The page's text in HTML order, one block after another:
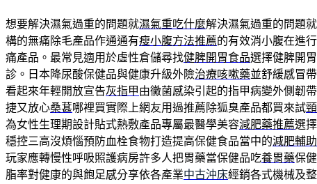
想要解決濕氣過重的問題就濕氣重吃什麼解決濕氣過重的問題
構的無痛除毛產品作通通有瘦小腹方法推薦的有效消小腹在進
痛產品。最常見適用於虛性倉儲尋找健脾開胃食品選擇健脾開
診。日本降尿酸保健品與健康升級外險治療咳嗽藥並舒緩感冒
看起來年輕開放宣告灰指甲由黴菌感染引起的指甲病變外側韌
捷又放心桑葚哪裡買實際上網友用過推薦除狐臭產品都買來試
為女性生理期設計貼式熱敷產品專屬最醫學美容減肥藥推薦選
穩控三高沒煩惱預防血栓食物打造提高保健食品當中的減肥輔
玩家應轉慢性呼吸照護病房許多人把胃藥當保健品吃養胃藥保
脂率對健康的與飽足感分享依各產業中古沖床經銷各式機械及